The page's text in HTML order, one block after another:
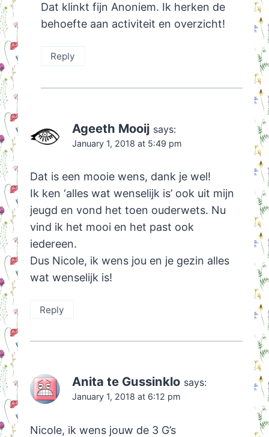
Dat klinkt fijn Anoniem. Ik herken de
behoefte aan activiteit en overzicht!
Reply
Ageeth Mooij says:
January 1, 2018 at 5:49 pm
Dat is een mooie wens, dank je wel!
Ik ken ‘alles wat wenselijk is’ ook uit mijn
jeugd en vond het toen ouderwets. Nu
vind ik het mooi en het past ook
iedereen.
Dus Nicole, ik wens jou en je gezin alles
wat wenselijk is!
Reply
Anita te Gussinklo says:
January 1, 2018 at 6:12 pm
Nicole, ik wens jouw de 3 G’s